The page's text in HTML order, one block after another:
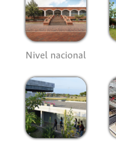
Nivel nacional